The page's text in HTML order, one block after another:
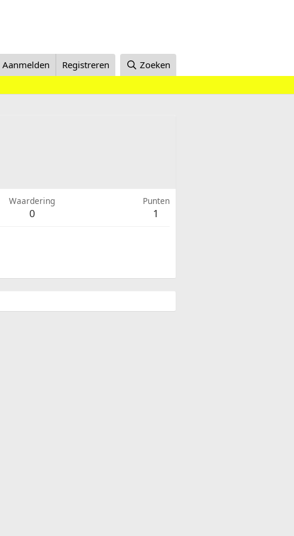
Aanmelden Registreren Zoeken
Waardering
0
Punten
1